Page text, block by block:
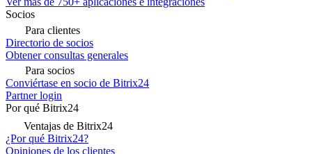
Socios
Para clientes
Directorio de socios
Obtener consultas generales
Para socios
Conviértase en socio de Bitrix24
Partner login
Por qué Bitrix24
Ventajas de Bitrix24
¿Por qué Bitrix24?
Opiniones de los clientes